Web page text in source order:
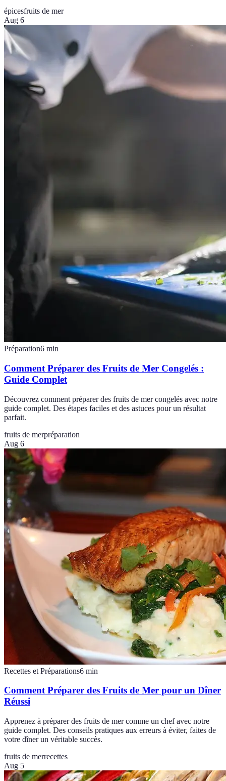
épicesfruits de mer
Aug 6
Préparation6 min
Comment Préparer des Fruits de Mer Congelés :
Guide Complet
Découvrez comment préparer des fruits de mer congelés avec notre
guide complet. Des étapes faciles et des astuces pour un résultat
parfait.
fruits de merpréparation
Aug 6
Recettes et Préparations6 min
Comment Préparer des Fruits de Mer pour un Dîner
Réussi
Apprenez à préparer des fruits de mer comme un chef avec notre
guide complet. Des conseils pratiques aux erreurs à éviter, faites de
votre dîner un véritable succès.
fruits de merrecettes
Aug 5